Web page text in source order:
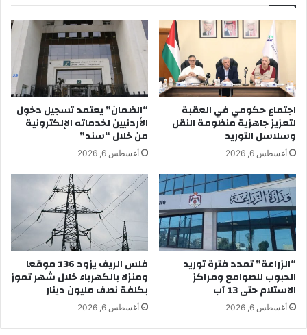
اجتماع حكومي في العقبة
لتعزيز جاهزية منظومة النقل
وسلاسل التوريد
أغسطس 6, 2026
“الضمان” يعتمد تسجيل دخول
الأردنيين لخدماته الإلكترونية
من خلال “سند”
أغسطس 6, 2026
“الزراعة” تمدد فترة توريد
الحبوب للصوامع ومراكز
الاستلام حتى 13 آب
أغسطس 6, 2026
فلس الريف يزود 136 موقعا
ومنزلا بالكهرباء خلال شهر تموز
بكلفة نصف مليون دينار
أغسطس 6, 2026